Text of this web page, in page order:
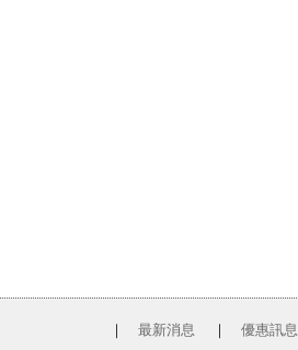
｜ 最新消息 ｜ 優惠訊息